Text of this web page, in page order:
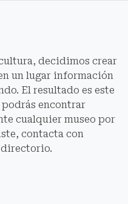
decidimos crear
un lugar información
El resultado es este
encontrar
cualquier museo por
contacta con
directorio.